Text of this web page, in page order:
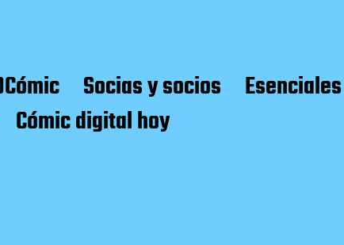
Socias y socios
Esenciales
Cómic digital hoy